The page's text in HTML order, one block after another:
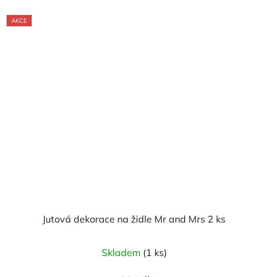
AKCE
Jutová dekorace na židle Mr and Mrs 2 ks
Skladem (1 ks)